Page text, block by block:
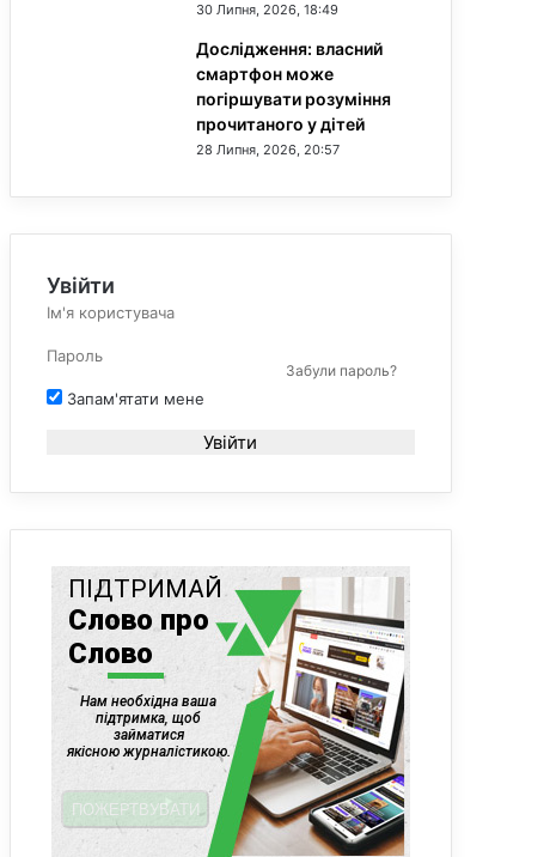
30 Липня, 2026, 18:49
Дослідження: власний
смартфон може
погіршувати розуміння
прочитаного у дітей
28 Липня, 2026, 20:57
Увійти
Забули пароль?
Запам'ятати мене
Увійти